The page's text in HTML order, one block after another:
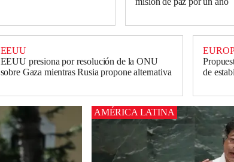
EEUU
EEUU presiona por resolución de la ONU
sobre Gaza mientras Rusia propone alternativa
de
AMÉRICA LATINA